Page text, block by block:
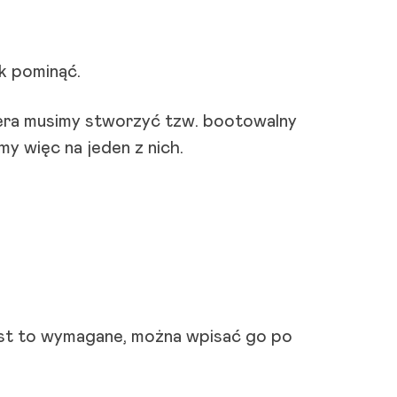
pominąć.
musimy stworzyć tzw. bootowalny
więc na jeden z nich.
to wymagane, można wpisać go po